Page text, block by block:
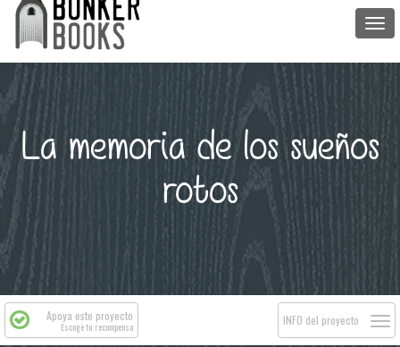
La memoria de los sueños
rotos
Apoya este proyecto
Escoge tu recompensa INFO del proyecto